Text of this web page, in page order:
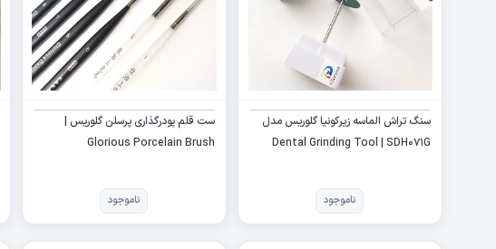
سنگ تراش الماسه زیرکونیا گلوریس مدل
Dental Grinding Tool | SDH071G
ناموجود
ست قلم پودرگذاری پرسلن گلوریس |
Glorious Porcelain Brush
ناموجود